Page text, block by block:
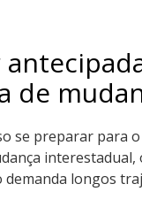
de
se preparar para
longos